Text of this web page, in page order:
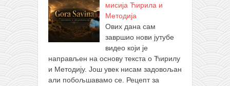
мисија Ћирила и
Методија
Ових дана сам
завршио нови јутубе
видео који је
направљен на основу текста о Ћирилу
и Методију. Још увек нисам задовољан
али побољшавамо се. Рецепт за